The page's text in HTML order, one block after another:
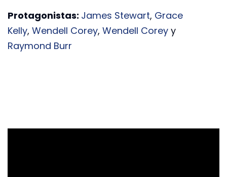
Protagonistas: James Stewart, Grace
Kelly, Wendell Corey, Wendell Corey y
Raymond Burr